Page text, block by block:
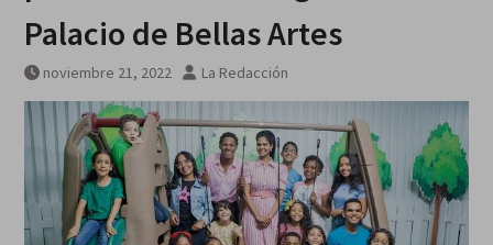
de «Colección de Amor Vol. 2» a
Green Room
Palacio de Bellas Artes
noviembre 21, 2022 La Redacción